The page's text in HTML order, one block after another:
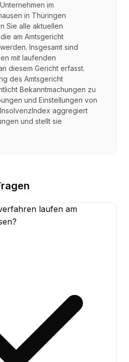
im
in Thüringen
Sie alle aktuellen
am Amtsgericht
Insgesamt sind
mit laufenden
diesem Gericht erfasst.
des Amtsgericht
Bekanntmachungen zu
und Einstellungen von
aggregiert
und stellt sie
laufen am